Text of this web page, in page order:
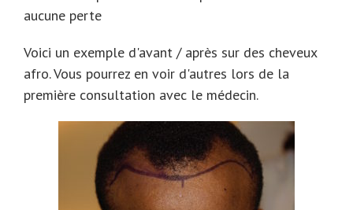
aucune perte
Voici un exemple d'avant / après sur des cheveux
afro. Vous pourrez en voir d'autres lors de la
première consultation avec le médecin.